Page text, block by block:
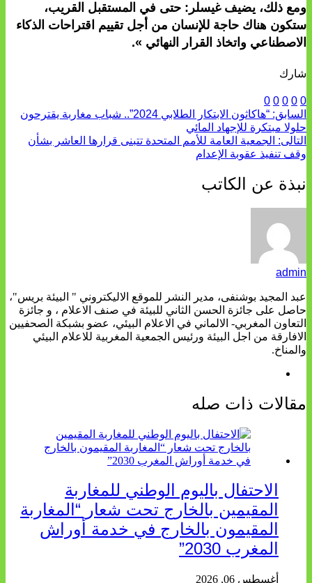
ومع ذلك، يضيف غيسلر: حتى في المستقبل القريب،
ستكون هناك حاجة للإنسان من أجل تقييم اقتراحات الذكاء
الاصطناعي واتخاذ القرار النهائي ».
شارك
0
0
0
0
0
السابق:
“هاكاثون الابتكار الطلابي 2024”.. شباب مغاربة يقترحون
حلولا مبتكرة للإجهاد المائي
التالى: الجمعية العامة للأمم المتحدة تتبنى قرارها العاشر بشأن
وقف تنفيذ عقوبة الإعدام
نبذة عن الكاتب
admin
عبد المجيد بوشنفى، مدير النشر للموقع الاليكتروني " البيئة بريس"،
حاصل على جائزة الحسن الثاني للبيئة في صنف الاعلام ، و جائزة
التعاون المغربي- الالماني في الاعلام البيئي، عضو بشبكة الصحفيين
الافارقة من اجل البيئة ورئيس الجمعية المغربية للاعلام البيئي
والمناخ.
مقالات ذات صله
الاحتفال باليوم الوطني للمغاربة
المقيمين بالخارج تحت شعار “المغاربة
المقيمون بالخارج في خدمة أوراش
المغرب 2030”
أغسطس 06, 2026